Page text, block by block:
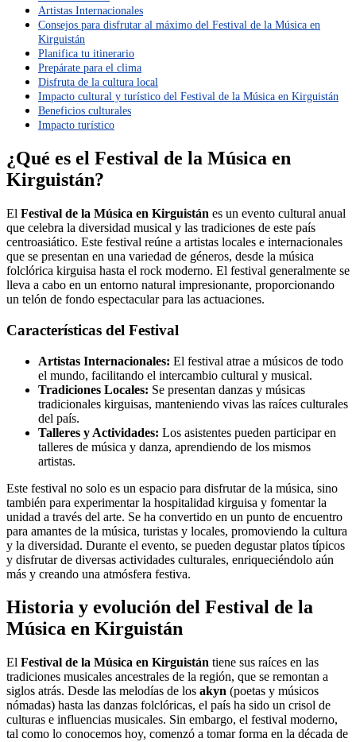
Artistas Internacionales
Consejos para disfrutar al máximo del Festival de la Música en
Kirguistán
Planifica tu itinerario
Prepárate para el clima
Disfruta de la cultura local
Impacto cultural y turístico del Festival de la Música en Kirguistán
Beneficios culturales
Impacto turístico
¿Qué es el Festival de la Música en
Kirguistán?
El Festival de la Música en Kirguistán es un evento cultural anual
que celebra la diversidad musical y las tradiciones de este país
centroasiático. Este festival reúne a artistas locales e internacionales
que se presentan en una variedad de géneros, desde la música
folclórica kirguisa hasta el rock moderno. El festival generalmente se
lleva a cabo en un entorno natural impresionante, proporcionando
un telón de fondo espectacular para las actuaciones.
Características del Festival
Artistas Internacionales: El festival atrae a músicos de todo
el mundo, facilitando el intercambio cultural y musical.
Tradiciones Locales: Se presentan danzas y músicas
tradicionales kirguisas, manteniendo vivas las raíces culturales
del país.
Talleres y Actividades: Los asistentes pueden participar en
talleres de música y danza, aprendiendo de los mismos
artistas.
Este festival no solo es un espacio para disfrutar de la música, sino
también para experimentar la hospitalidad kirguisa y fomentar la
unidad a través del arte. Se ha convertido en un punto de encuentro
para amantes de la música, turistas y locales, promoviendo la cultura
y la diversidad. Durante el evento, se pueden degustar platos típicos
y disfrutar de diversas actividades culturales, enriqueciéndolo aún
más y creando una atmósfera festiva.
Historia y evolución del Festival de la
Música en Kirguistán
El Festival de la Música en Kirguistán tiene sus raíces en las
tradiciones musicales ancestrales de la región, que se remontan a
siglos atrás. Desde las melodías de los akyn (poetas y músicos
nómadas) hasta las danzas folclóricas, el país ha sido un crisol de
culturas e influencias musicales. Sin embargo, el festival moderno,
tal como lo conocemos hoy, comenzó a tomar forma en la década de